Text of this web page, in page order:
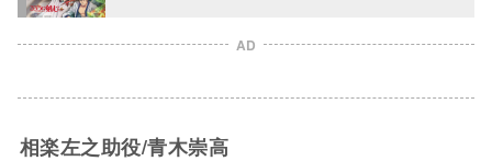
AD
相楽左之助役/青木崇高